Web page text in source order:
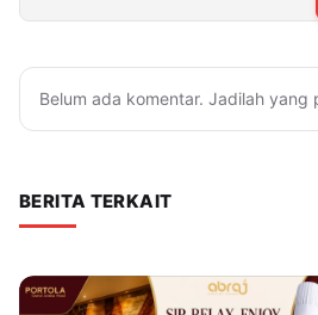
Belum ada komentar. Jadilah yang
BERITA TERKAIT